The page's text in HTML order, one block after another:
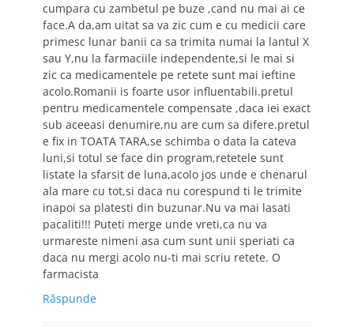
cumpara cu zambetul pe buze ,cand nu mai ai ce
face.A da,am uitat sa va zic cum e cu medicii care
primesc lunar banii ca sa trimita numai la lantul X
sau Y,nu la farmaciile independente,si le mai si
zic ca medicamentele pe retete sunt mai ieftine
acolo.Romanii is foarte usor influentabili.pretul
pentru medicamentele compensate ,daca iei exact
sub aceeasi denumire,nu are cum sa difere.pretul
e fix in TOATA TARA,se schimba o data la cateva
luni,si totul se face din program,retetele sunt
listate la sfarsit de luna,acolo jos unde e chenarul
ala mare cu tot,si daca nu corespund ti le trimite
inapoi sa platesti din buzunar.Nu va mai lasati
pacaliti!!! Puteti merge unde vreti,ca nu va
urmareste nimeni asa cum sunt unii speriati ca
daca nu mergi acolo nu-ti mai scriu retete. O
farmacista
Răspunde